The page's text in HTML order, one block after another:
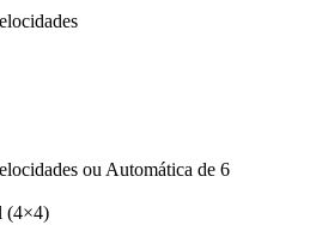
ou Automática de 6
(4×4)